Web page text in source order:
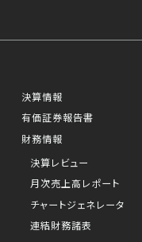
決算情報
有価証券報告書
財務情報
決算レビュー
月次売上高レポート
チャートジェネレータ
連結財務諸表